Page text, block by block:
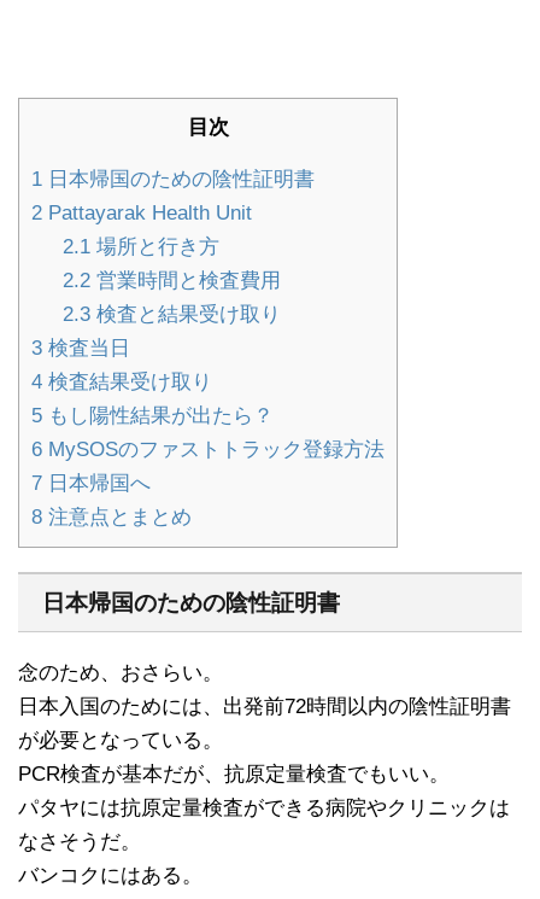
目次
1 日本帰国のための陰性証明書
2 Pattayarak Health Unit
2.1場所と行き方
2.2営業時間と検査費用
2.3検査と結果受け取り
3 検査当日
4 検査結果受け取り
5 もし陽性結果が出たら？
6 MySOSのファストトラック登録方法
7 日本帰国へ
8 注意点とまとめ
日本帰国のための陰性証明書
念のため、おさらい。
日本入国のためには、出発前72時間以内の陰性証明書
が必要となっている。
PCR検査が基本だが、抗原定量検査でもいい。
パタヤには抗原定量検査ができる病院やクリニックは
なさそうだ。
バンコクにはある。